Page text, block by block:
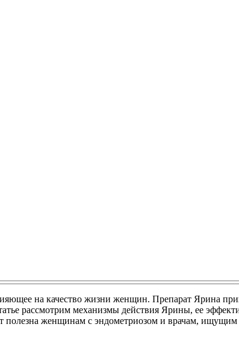
на качество жизни женщин. Препарат Ярина
рассмотрим механизмы действия Ярины, ее
женщинам с эндометриозом и врачам,